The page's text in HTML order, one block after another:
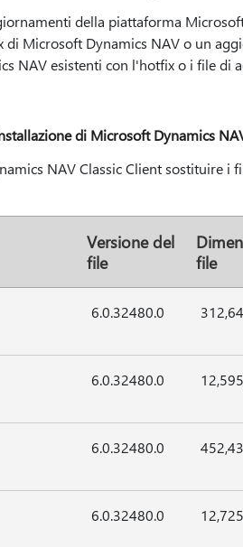
della piattaforma
Microsoft Dynamics NAV o un
NAV esistenti con l'hotfix o i file di
di Microsoft Dynamics
NAV Classic Client sostituire i
Versione del
file
file
6.0.32480.0
6.0.32480.0
6.0.32480.0
6.0.32480.0